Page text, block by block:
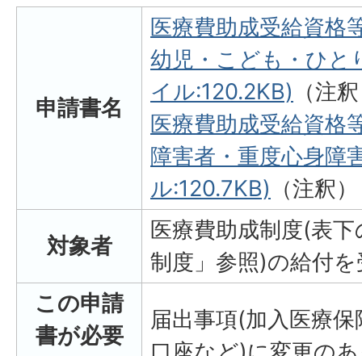
申請書名
医療費助成受給資格
幼児・こども・ひと
イル:120.2KB) （注
医療費助成受給資格
障害者・重度心身障
ル:120.7KB) （注釈）
対象者
医療費助成制度(表
制度」参照)の給付
この申請
書が必要
届出事項(加入医療